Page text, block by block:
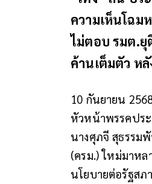
ความเห็นโฉม
ไม่ตอบ รมต.
ค้านเต็มตัว ห
10 กันยายน
หัวหน้าพรรคปร
นางศุภจี สุธรรม
(ครม.) ใหม่มาห
นโยบายต่อรัฐส